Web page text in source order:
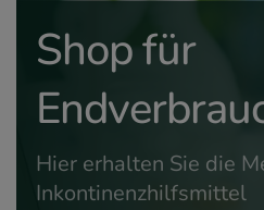
Shop für
Hier erhalten Sie die
Inkontinenzhilfsmittel